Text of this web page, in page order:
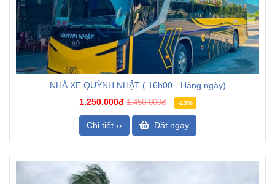
NHÀ XE QUỲNH NHẬT ( 16h00 - Hàng ngày)
1.250.000đ 1.450.000đ -13%
Chi tiết ›› Đặt ngay